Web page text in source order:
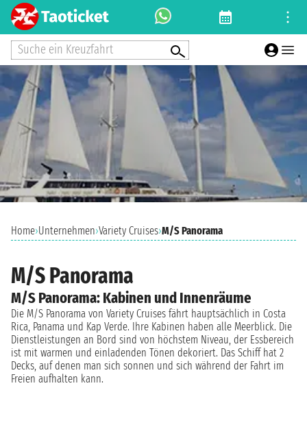
Suche ein Kreuzfahrt
Home›Unternehmen›Variety Cruises›M/S Panorama
M/S Panorama
M/S Panorama: Kabinen und Innenräume
Die M/S Panorama von Variety Cruises fährt hauptsächlich in Costa
Rica, Panama und Kap Verde. Ihre Kabinen haben alle Meerblick. Die
Dienstleistungen an Bord sind von höchstem Niveau, der Essbereich
ist mit warmen und einladenden Tönen dekoriert. Das Schiff hat 2
Decks, auf denen man sich sonnen und sich während der Fahrt im
Freien aufhalten kann.